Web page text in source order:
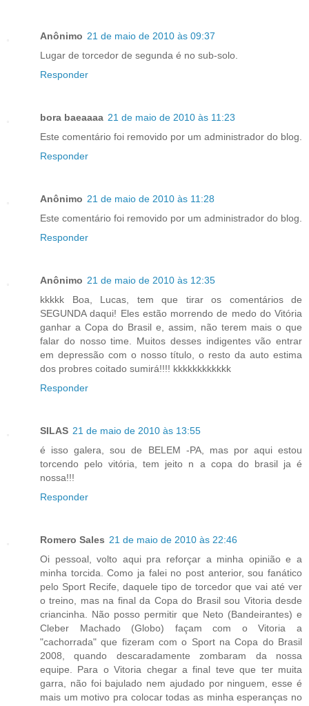
Anônimo 21 de maio de 2010 às 09:37
Lugar de torcedor de segunda é no sub-solo.
Responder
bora baeaaaa 21 de maio de 2010 às 11:23
Este comentário foi removido por um administrador do blog.
Responder
Anônimo 21 de maio de 2010 às 11:28
Este comentário foi removido por um administrador do blog.
Responder
Anônimo 21 de maio de 2010 às 12:35
kkkkk Boa, Lucas, tem que tirar os comentários de
SEGUNDA daqui! Eles estão morrendo de medo do Vitória
ganhar a Copa do Brasil e, assim, não terem mais o que
falar do nosso time. Muitos desses indigentes vão entrar
em depressão com o nosso título, o resto da auto estima
dos probres coitado sumirá!!!! kkkkkkkkkkkk
Responder
SILAS 21 de maio de 2010 às 13:55
é isso galera, sou de BELEM -PA, mas por aqui estou
torcendo pelo vitória, tem jeito n a copa do brasil ja é
nossa!!!
Responder
Romero Sales 21 de maio de 2010 às 22:46
Oi pessoal, volto aqui pra reforçar a minha opinião e a
minha torcida. Como ja falei no post anterior, sou fanático
pelo Sport Recife, daquele tipo de torcedor que vai até ver
o treino, mas na final da Copa do Brasil sou Vitoria desde
criancinha. Não posso permitir que Neto (Bandeirantes) e
Cleber Machado (Globo) façam com o Vitoria a
"cachorrada" que fizeram com o Sport na Copa do Brasil
2008, quando descaradamente zombaram da nossa
equipe. Para o Vitoria chegar a final teve que ter muita
garra, não foi bajulado nem ajudado por ninguem, esse é
mais um motivo pra colocar todas as minha esperanças no